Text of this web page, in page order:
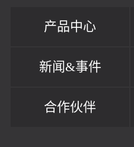
产品中心
新闻&事件
合作伙伴